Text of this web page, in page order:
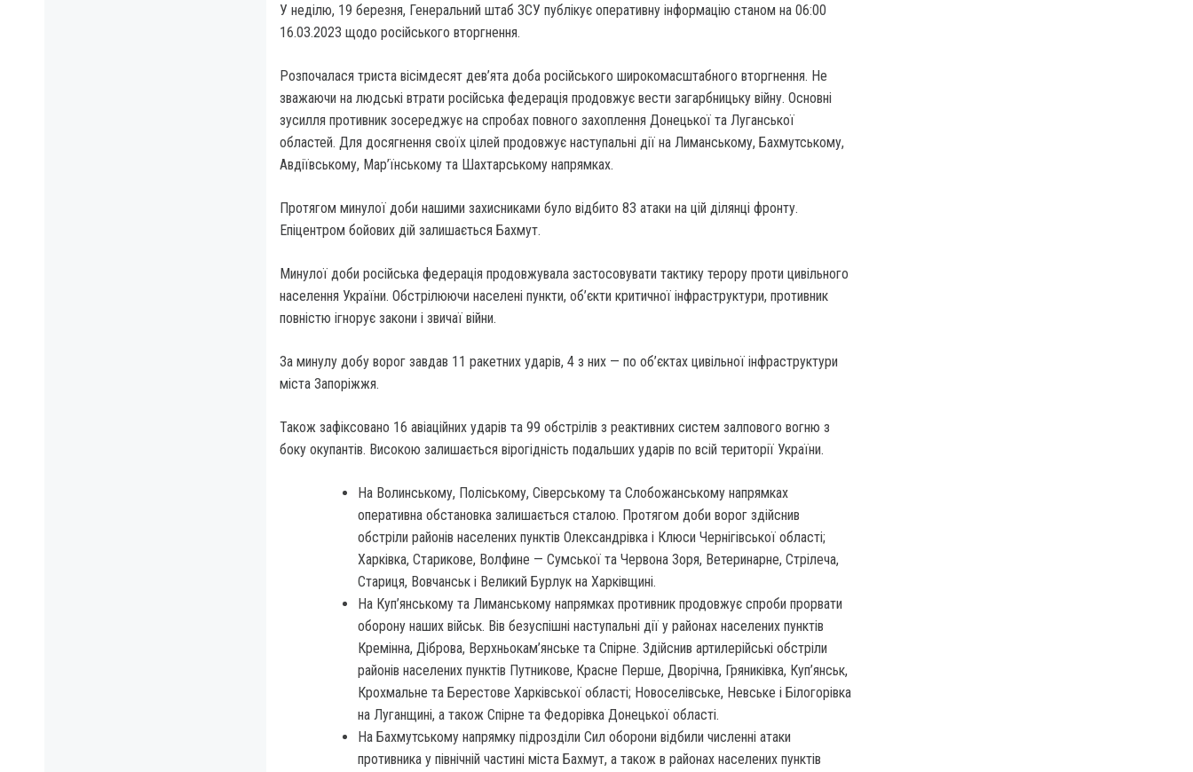
У неділю, 19 березня, Генеральний штаб ЗСУ публікує оперативну інформацію станом на 06:00
16.03.2023 щодо російського вторгнення.
Розпочалася триста вісімдесят дев’ята доба російського широкомасштабного вторгнення. Не
зважаючи на людські втрати російська федерація продовжує вести загарбницьку війну. Основні
зусилля противник зосереджує на спробах повного захоплення Донецької та Луганської
областей. Для досягнення своїх цілей продовжує наступальні дії на Лиманському, Бахмутському,
Авдіївському, Мар’їнському та Шахтарському напрямках.
Протягом минулої доби нашими захисниками було відбито 83 атаки на цій ділянці фронту.
Епіцентром бойових дій залишається Бахмут.
Минулої доби російська федерація продовжувала застосовувати тактику терору проти цивільного
населення України. Обстрілюючи населені пункти, об’єкти критичної інфраструктури, противник
повністю ігнорує закони і звичаї війни.
За минулу добу ворог завдав 11 ракетних ударів, 4 з них — по об’єктах цивільної інфраструктури
міста Запоріжжя.
Також зафіксовано 16 авіаційних ударів та 99 обстрілів з реактивних систем залпового вогню з
боку окупантів. Високою залишається вірогідність подальших ударів по всій території України.
На Волинському, Поліському, Сіверському та Слобожанському напрямках
оперативна обстановка залишається сталою. Протягом доби ворог здійснив
обстріли районів населених пунктів Олександрівка і Клюси Чернігівської області;
Харківка, Старикове, Волфине — Сумської та Червона Зоря, Ветеринарне, Стрілеча,
Стариця, Вовчанськ і Великий Бурлук на Харківщині.
На Куп’янському та Лиманському напрямках противник продовжує спроби прорвати
оборону наших військ. Вів безуспішні наступальні дії у районах населених пунктів
Кремінна, Діброва, Верхньокам’янське та Спірне. Здійснив артилерійські обстріли
районів населених пунктів Путникове, Красне Перше, Дворічна, Гряниківка, Куп’янськ,
Крохмальне та Берестове Харківської області; Новоселівське, Невське і Білогорівка
на Луганщині, а також Спірне та Федорівка Донецької області.
На Бахмутському напрямку підрозділи Сил оборони відбили численні атаки
противника у північній частині міста Бахмут, а також в районах населених пунктів